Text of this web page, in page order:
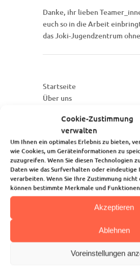
Cookie-Zustimmung
verwalten
Um Ihnen ein optimales Erlebnis zu bieten,
wie Cookies, um Geräteinformationen zu
zuzugreifen. Wenn Sie diesen Technologien
Daten wie das Surfverhalten oder eindeutige
verarbeiten. Wenn Sie Ihre Zustimmung
können bestimmte Merkmale und
Akzeptieren
Ablehnen
Voreinstellungen
Danke, ihr lieben
euch so in die Arbeit
das Joki-Jugendzentrum
Startseite
Über uns
Die Kindertagesstätte
Kalender
Kontakt